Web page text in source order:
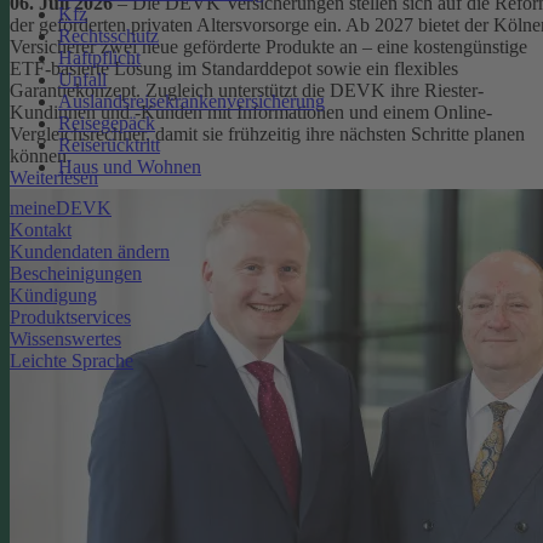
Kfz
Rechtsschutz
Haftpflicht
Unfall
Auslandsreisekrankenversicherung
Reisegepäck
Reiserücktritt
Haus und Wohnen
meineDEVK
Kontakt
Kundendaten ändern
Bescheinigungen
Kündigung
Produktservices
Wissenswertes
Leichte Sprache
der geförderten privaten Altersvorsorge ein. Ab 2027 bietet der
Versicherer zwei neue geförderte Produkte an – eine kostengünstige
ETF-basierte Lösung im Standarddepot sowie ein flexibles
Garantiekonzept. Zugleich unterstützt die DEVK ihre Riester-
Kundinnen und -Kunden mit Informationen und einem Online-
Vergleichsrechner, damit sie frühzeitig ihre nächsten Schritte planen
können.
Weiterlesen